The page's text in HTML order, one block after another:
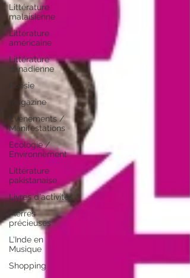
Littérature
malaisienne
Littérature
américaine
Littérature
canadienne
Poésie
Magazine
Evènements /
Manifestations
Ecologie /
Environnement
Littérature
pakistanaise
Livres d'activités
Pierres
précieuses
L'Inde en
Musique
Shopping